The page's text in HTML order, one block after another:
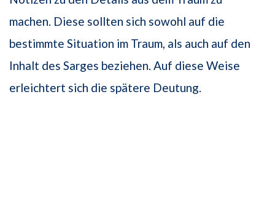
machen. Diese sollten sich sowohl auf die
bestimmte Situation im Traum, als auch auf den
Inhalt des Sarges beziehen. Auf diese Weise
erleichtert sich die spätere Deutung.